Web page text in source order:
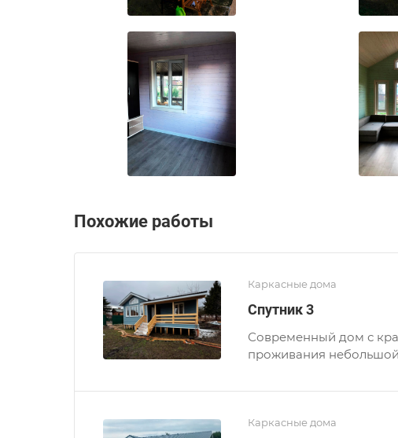
Похожие работы
Каркасные дома
Спутник 3
Современный дом с
проживания
Каркасные дома